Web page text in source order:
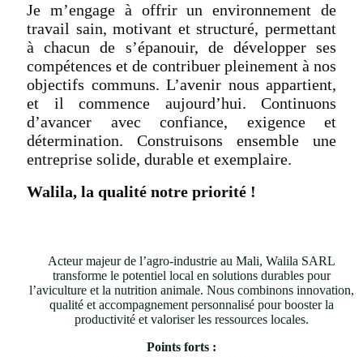
Je m’engage à offrir un environnement de
travail sain, motivant et structuré, permettant
à chacun de s’épanouir, de développer ses
compétences et de contribuer pleinement à nos
objectifs communs. L’avenir nous appartient,
et il commence aujourd’hui. Continuons
d’avancer avec confiance, exigence et
détermination. Construisons ensemble une
entreprise solide, durable et exemplaire.
Walila, la qualité notre priorité !
Acteur majeur de l’agro-industrie au Mali, Walila SARL
transforme le potentiel local en solutions durables pour
l’aviculture et la nutrition animale. Nous combinons innovation,
qualité et accompagnement personnalisé pour booster la
productivité et valoriser les ressources locales.
Points forts :